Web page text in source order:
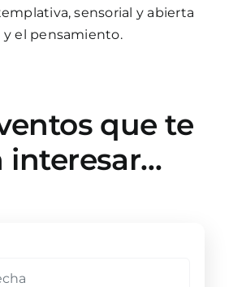
sensorial y abierta
el pensamiento.
que te
interesar…